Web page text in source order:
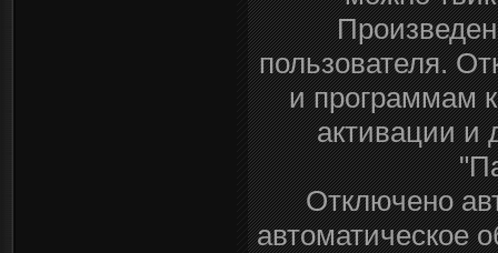
пользователя.
и программам
активации и
Отключено
автоматическое